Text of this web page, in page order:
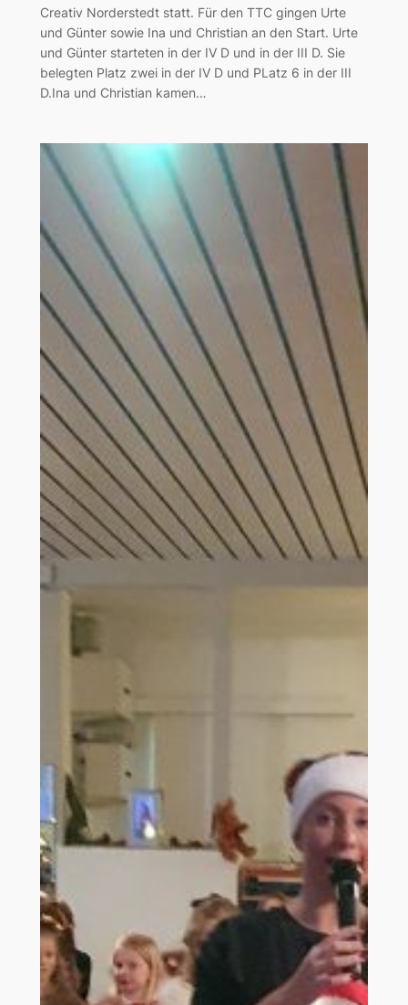
Creativ Norderstedt statt. Für den TTC gingen Urte
und Günter sowie Ina und Christian an den Start. Urte
und Günter starteten in der IV D und in der III D. Sie
belegten Platz zwei in der IV D und PLatz 6 in der III
D.Ina und Christian kamen…